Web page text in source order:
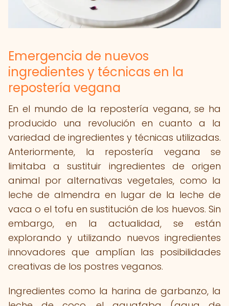
Emergencia de nuevos
ingredientes y técnicas en la
repostería vegana
En el mundo de la repostería vegana, se ha
producido una revolución en cuanto a la
variedad de ingredientes y técnicas utilizadas.
Anteriormente, la repostería vegana se
limitaba a sustituir ingredientes de origen
animal por alternativas vegetales, como la
leche de almendra en lugar de la leche de
vaca o el tofu en sustitución de los huevos. Sin
embargo, en la actualidad, se están
explorando y utilizando nuevos ingredientes
innovadores que amplían las posibilidades
creativas de los postres veganos.
Ingredientes como la harina de garbanzo, la